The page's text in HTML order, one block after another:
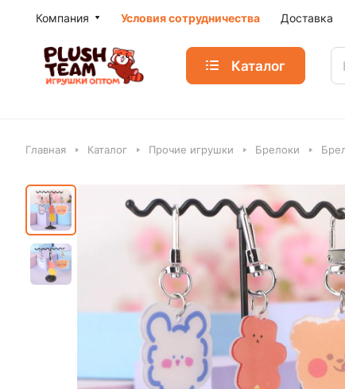
Компания Условия сотрудничества Доставка
Каталог
Главная Каталог Прочие игрушки Брелоки